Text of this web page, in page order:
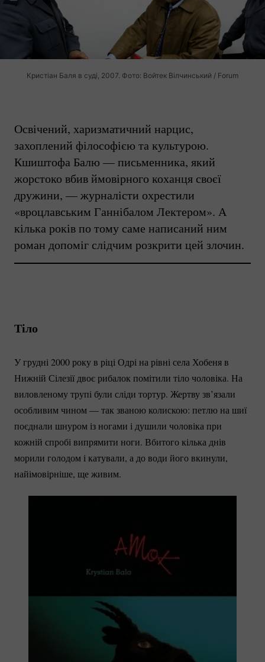
Кристіан Баля в суді, 2007. Фото: Войтек Вілчинський / Forum
Освічений, харизматичний нарцис,
захоплений філософією та культурою.
Кшиштофа Балю — письменника, який
жорстоко вбив ймовірного коханця своєї
дружини, — журналісти охрестили
«вроцлавським Ганнібалом Лектером». А
кілька років по тому саме написаний ним
роман допоміг слідчим розкрити цей злочин.
Тіло
У грудні 2000 року в ріці Одрі на рівні села Хобеня в
Нижній Сілезії двоє рибалок помітили тіло чоловіка. На
виловленому трупі були сліди тортур. Жертву зв’язали
особливим чином — так званою колискою: петлю на шиї
поєднали шнуром із ногами і душили чоловіка при
кожній спробі випрямити ноги. Вбитого кілька днів
морили голодом і катували, а до води його вкинули,
найімовірніше, ще живим.